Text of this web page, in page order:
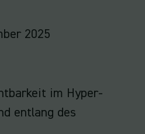
2025
im Hyper-
entlang des